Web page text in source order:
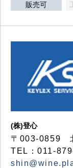
販売可
(株)登心
〒003-0859
TEL：011-